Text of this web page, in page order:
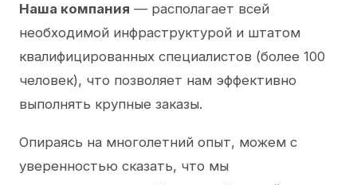
Наша компания — располагает всей
необходимой инфраструктурой и штатом
квалифицированных специалистов (более 100
человек), что позволяет нам эффективно
выполнять крупные заказы.
Опираясь на многолетний опыт, можем с
уверенностью сказать, что мы